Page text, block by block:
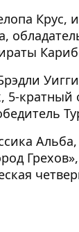
Крус,
5-кратный
Альба,